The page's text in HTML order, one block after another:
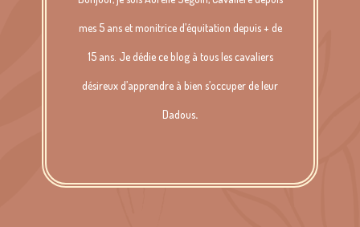
mes 5 ans et monitrice d’équitation depuis + de
15 ans. Je dédie ce blog à tous les cavaliers
désireux d’apprendre à bien s’occuper de leur
Dadous.